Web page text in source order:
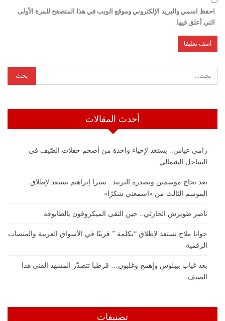
احفظ اسمي والبريد الإلكتروني وموقع الويب في هذا المتصفح للمرة الأولى
التي أعلق فيها.
أحدث المقالات
رامي عياش.. يستعد لإحياء واحدة من أضخم حفلات الصّيف في
الساحل الشمالي
بعد نجاح موسمين وتصدره التريند.. سيرا إبراهيم تستعد لإطلاق
الموسم الثالث من «اسمعني شكرًا»
ناصر طويرش الحارثي.. حين التقى الميكروفون بالطابوقة
جوانا ملاح تستعد لإطلاق “بكلمة ” قريبًا في الأسواق العربية والمنصات
الرقمية
بعد غياب بيبلوس وإهمج وغلبون… قرطبا تتصدّر المشهد الفني هذا
الصيف
تصنيفات